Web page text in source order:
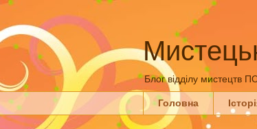
Блог відділу мистецтв
Головна